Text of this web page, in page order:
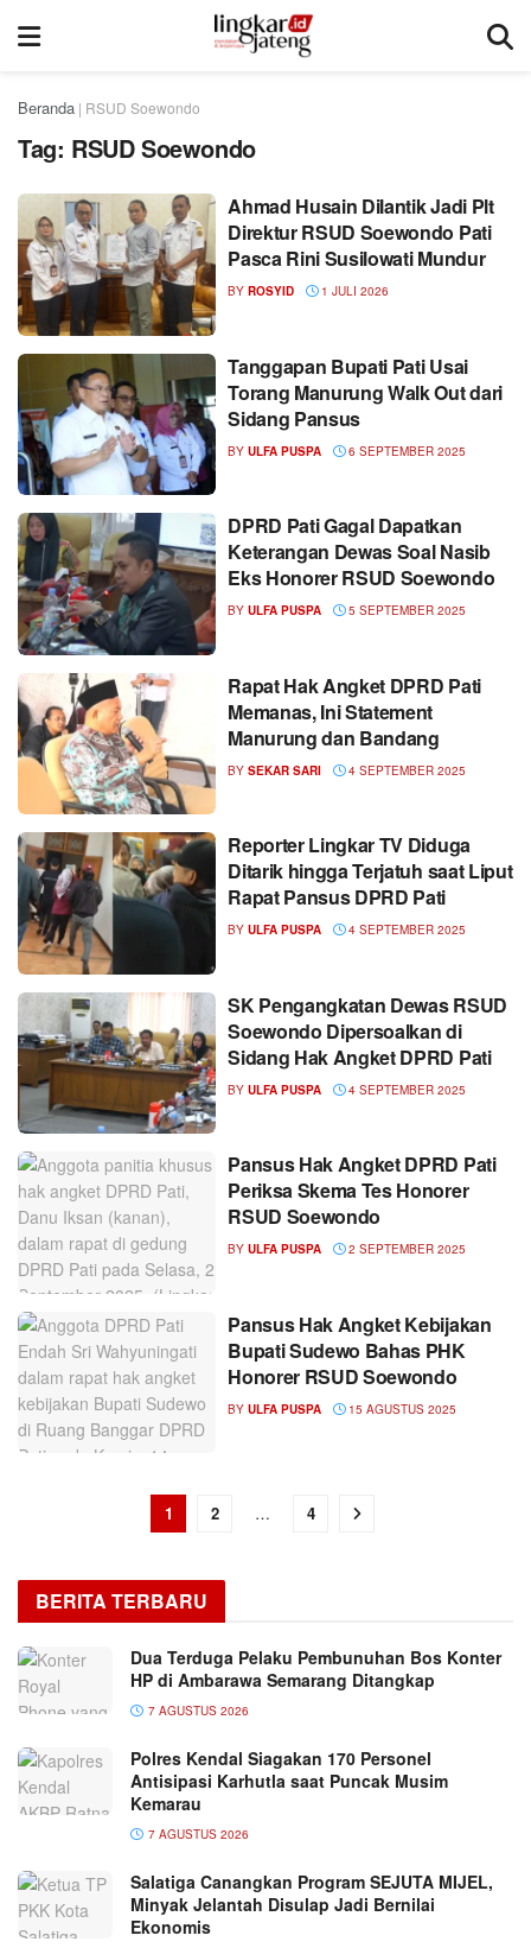
Beranda | RSUD Soewondo
Tag: RSUD Soewondo
Ahmad Husain Dilantik Jadi Plt
Direktur RSUD Soewondo Pati
Pasca Rini Susilowati Mundur
BY ROSYID 1 JULI 2026
Tanggapan Bupati Pati Usai
Torang Manurung Walk Out dari
Sidang Pansus
BY ULFA PUSPA 6 SEPTEMBER 2025
DPRD Pati Gagal Dapatkan
Keterangan Dewas Soal Nasib
Eks Honorer RSUD Soewondo
BY ULFA PUSPA 5 SEPTEMBER 2025
Rapat Hak Angket DPRD Pati
Memanas, Ini Statement
Manurung dan Bandang
BY SEKAR SARI 4 SEPTEMBER 2025
Reporter Lingkar TV Diduga
Ditarik hingga Terjatuh saat Liput
Rapat Pansus DPRD Pati
BY ULFA PUSPA 4 SEPTEMBER 2025
SK Pengangkatan Dewas RSUD
Soewondo Dipersoalkan di
Sidang Hak Angket DPRD Pati
BY ULFA PUSPA 4 SEPTEMBER 2025
Pansus Hak Angket DPRD Pati
Periksa Skema Tes Honorer
RSUD Soewondo
BY ULFA PUSPA 2 SEPTEMBER 2025
Pansus Hak Angket Kebijakan
Bupati Sudewo Bahas PHK
Honorer RSUD Soewondo
BY ULFA PUSPA 15 AGUSTUS 2025
1 2 … 4
BERITA TERBARU
Dua Terduga Pelaku Pembunuhan Bos Konter
HP di Ambarawa Semarang Ditangkap
7 AGUSTUS 2026
Polres Kendal Siagakan 170 Personel
Antisipasi Karhutla saat Puncak Musim
Kemarau
7 AGUSTUS 2026
Salatiga Canangkan Program SEJUTA MIJEL,
Minyak Jelantah Disulap Jadi Bernilai
Ekonomis